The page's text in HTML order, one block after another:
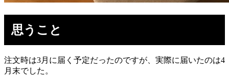
思うこと
注文時は3月に届く予定だったのですが、実際に届いたのは4
月末でした。